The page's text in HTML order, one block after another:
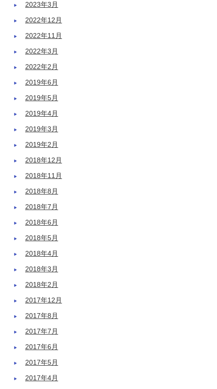
2023年3月
2022年12月
2022年11月
2022年3月
2022年2月
2019年6月
2019年5月
2019年4月
2019年3月
2019年2月
2018年12月
2018年11月
2018年8月
2018年7月
2018年6月
2018年5月
2018年4月
2018年3月
2018年2月
2017年12月
2017年8月
2017年7月
2017年6月
2017年5月
2017年4月